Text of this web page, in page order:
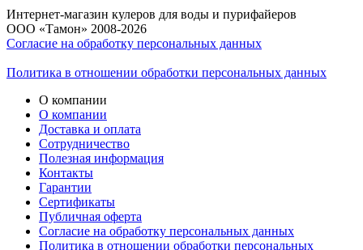
Интернет-магазин кулеров для воды и пурифайеров
ООО «Тамон» 2008-2026
Согласие на обработку персональных данных
Политика в отношении обработки персональных данных
О компании
О компании
Доставка и оплата
Сотрудничество
Полезная информация
Контакты
Гарантии
Сертификаты
Публичная оферта
Согласие на обработку персональных данных
Политика в отношении обработки персональных